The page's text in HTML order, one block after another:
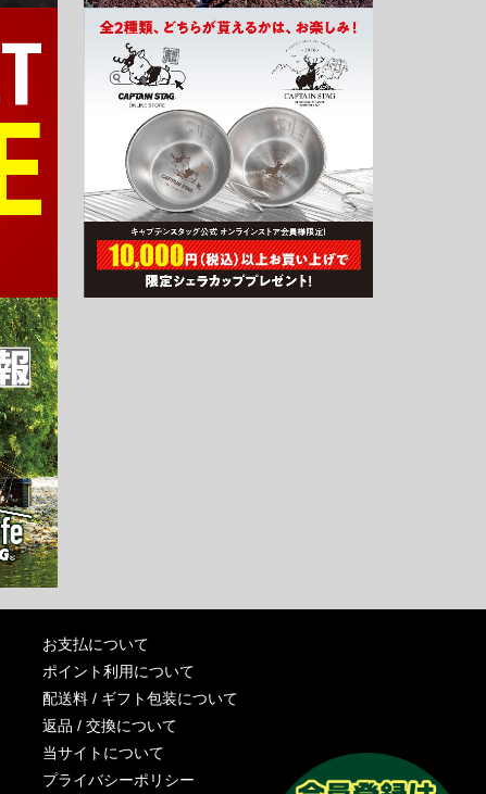
お支払について
ポイント利用について
配送料 / ギフト包装について
返品 / 交換について
当サイトについて
プライバシーポリシー